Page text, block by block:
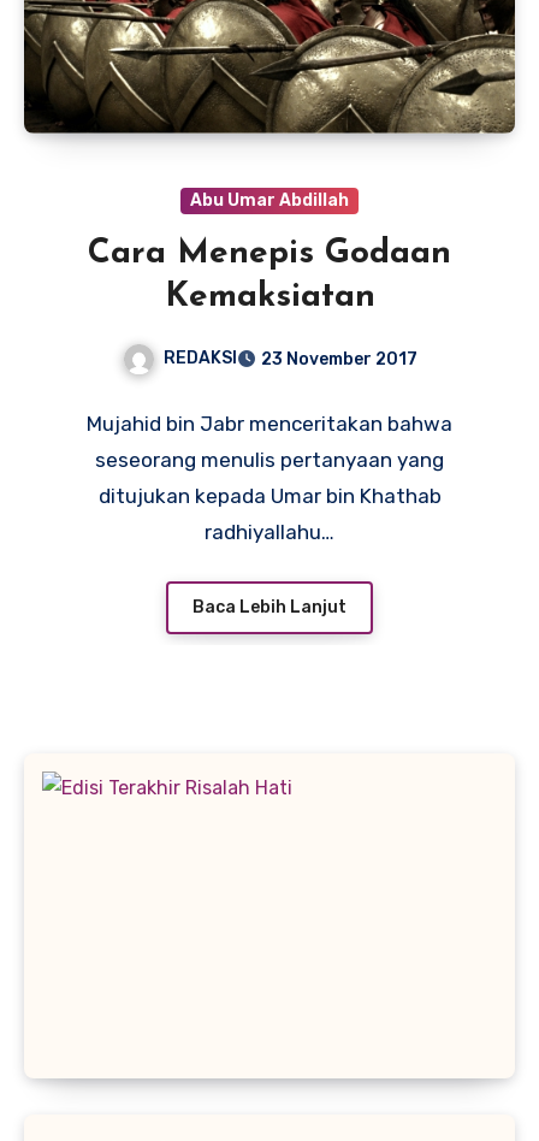
Abu Umar Abdillah
Cara Menepis Godaan
Kemaksiatan
REDAKSI 23 November 2017
Mujahid bin Jabr menceritakan bahwa
seseorang menulis pertanyaan yang
ditujukan kepada Umar bin Khathab
radhiyallahu…
Baca Lebih Lanjut